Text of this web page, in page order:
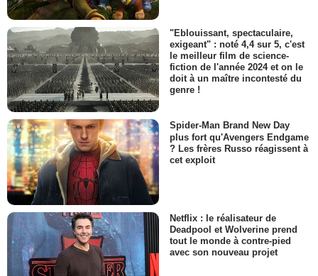
"Eblouissant, spectaculaire,
exigeant" : noté 4,4 sur 5, c'est
le meilleur film de science-
fiction de l'année 2024 et on le
doit à un maître incontesté du
genre !
Spider-Man Brand New Day
plus fort qu'Avengers Endgame
? Les frères Russo réagissent à
cet exploit
Netflix : le réalisateur de
Deadpool et Wolverine prend
tout le monde à contre-pied
avec son nouveau projet